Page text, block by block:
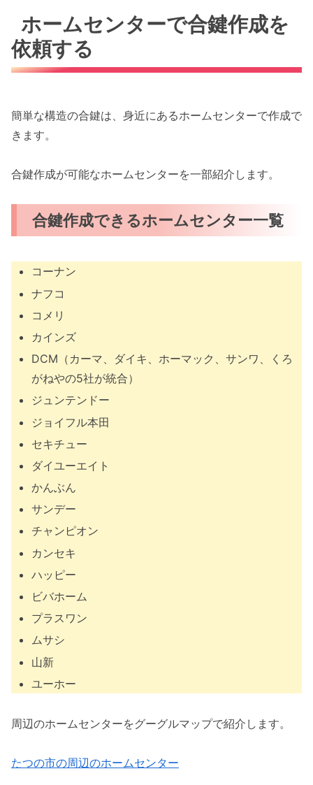
ホームセンターで合鍵作成を
依頼する
簡単な構造の合鍵は、身近にあるホームセンターで作成で
きます。
合鍵作成が可能なホームセンターを一部紹介します。
合鍵作成できるホームセンター一覧
コーナン
ナフコ
コメリ
カインズ
DCM（カーマ、ダイキ、ホーマック、サンワ、くろ
がねやの5社が統合）
ジュンテンドー
ジョイフル本田
セキチュー
ダイユーエイト
かんぶん
サンデー
チャンピオン
カンセキ
ハッピー
ビバホーム
プラスワン
ムサシ
山新
ユーホー
周辺のホームセンターをグーグルマップで紹介します。
たつの市の周辺のホームセンター